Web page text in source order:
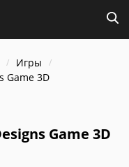
Игры
Game 3D
Game 3D